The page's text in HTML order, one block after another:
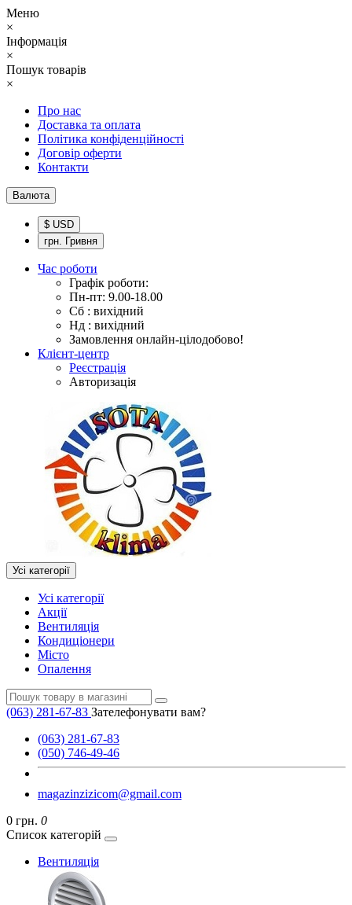
Меню
×
Інформація
×
Пошук товарів
×
Про нас
Доставка та оплата
Політика конфіденційності
Договір оферти
Контакти
Валюта
$ USD
грн. Гривня
Час роботи
Графік роботи:
Пн-пт: 9.00-18.00
Сб : вихідний
Нд : вихідний
Замовлення онлайн-цілодобово!
Клієнт-центр
Реєстрація
Авторизація
Усі категорії
Усі категорії
Акції
Вентиляція
Кондиціонери
Місто
Опалення
(063) 281-67-83 Зателефонувати вам?
(063) 281-67-83
(050) 746-49-46
magazinzizicom@gmail.com
0 грн. 0
Список категорій
Вентиляція